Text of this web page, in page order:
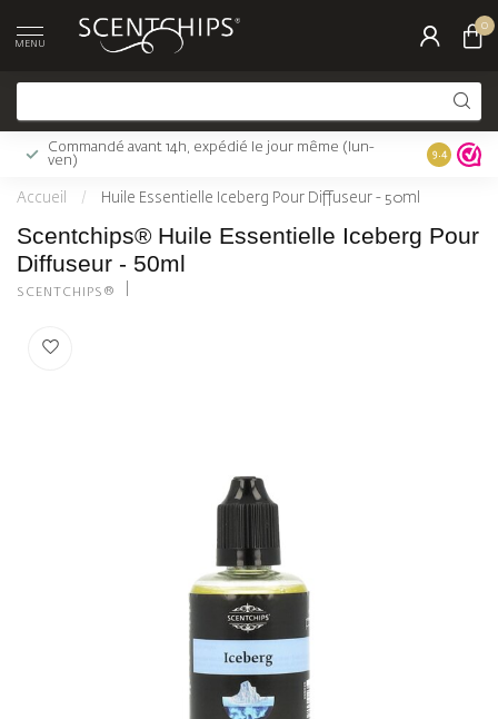
MENU
0
Commandé avant 14h, expédié le jour même (lun-
ven)
Livraison
9.4
Accueil / Huile Essentielle Iceberg Pour Diffuseur - 50ml
Scentchips® Huile Essentielle Iceberg Pour
Diffuseur - 50ml
SCENTCHIPS®